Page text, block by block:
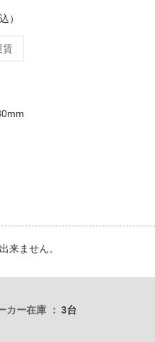
）
賃
来ません。
カー在庫 3台